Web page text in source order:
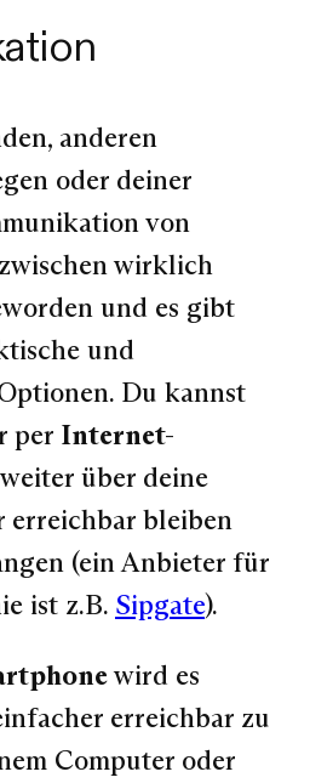
anderen
oder deiner
von
wirklich
und es gibt
und
Du kannst
per Internet-
über deine
erreichbar bleiben
(ein Anbieter für
ist z.B. Sipgate).
wird es
erreichbar zu
Computer oder